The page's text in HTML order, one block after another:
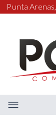
Punta Arenas,